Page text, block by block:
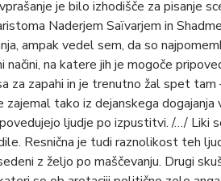
je bilo izhodišče za pisanje
Naderjem Saïvarjem in
ampak vedel sem, da so
na katere jih je mogoče
za zapahi in je trenutno žal spet tam
zajemal tako iz dejanskega
ljudje po izpustitvi. /…/ Liki
Resnična je tudi raznolikost teh
z željo po maščevanju. Drugi